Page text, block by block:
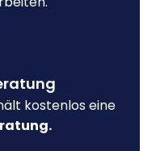
kostenlos eine